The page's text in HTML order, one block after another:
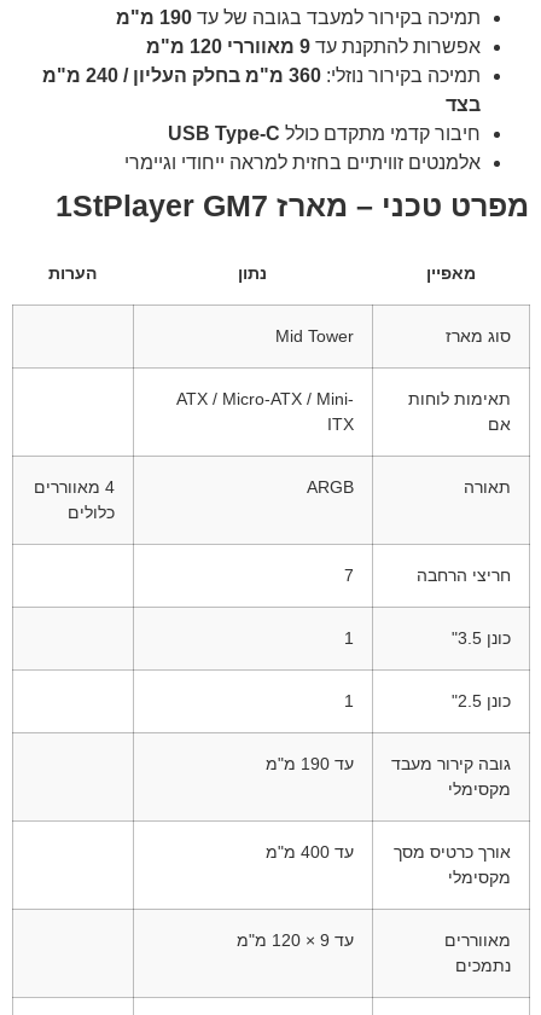
תמיכה בקירור למעבד בגובה של עד 190 מ"מ
אפשרות להתקנת עד 9 מאווררי 120 מ"מ
תמיכה בקירור נוזלי:
360 מ"מ בחלק העליון / 240 מ"מ
בצד
חיבור קדמי מתקדם כולל USB Type-C
אלמנטים זוויתיים בחזית למראה ייחודי וגיימרי
מפרט טכני – מארז 1StPlayer GM7
מאפיין נתון הערות
סוג מארז Mid Tower
תאימות לוחות
אם
ATX / Micro-ATX / Mini-
ITX
תאורה ARGB
4 מאווררים
כלולים
חריצי הרחבה 7
כונן 3.5" 1
כונן 2.5" 1
גובה קירור מעבד
מקסימלי
עד 190 מ"מ
אורך כרטיס מסך
מקסימלי
עד 400 מ"מ
מאווררים
נתמכים
עד 9 × 120 מ"מ